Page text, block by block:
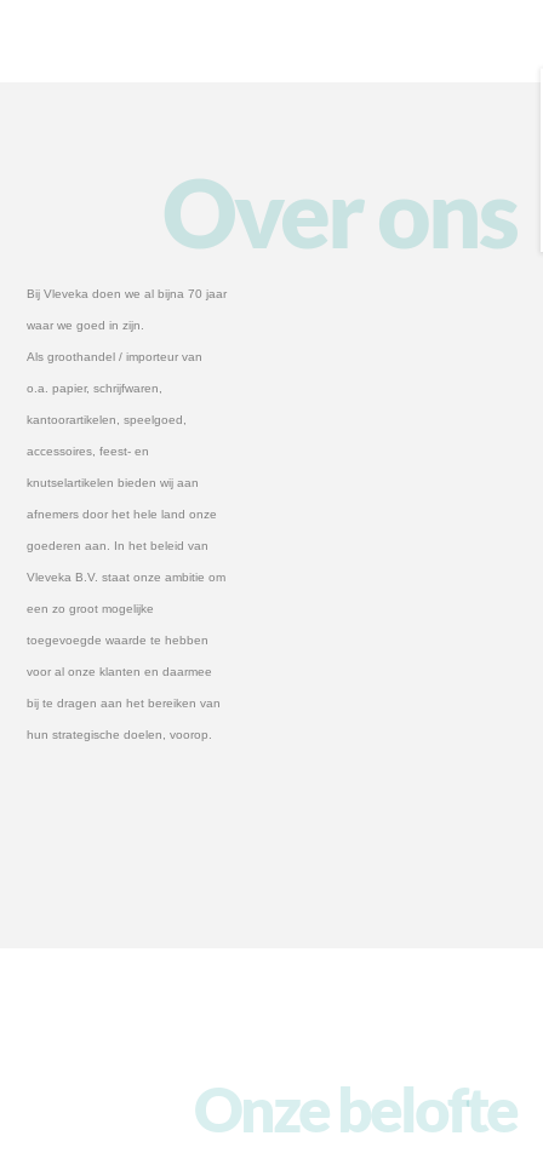
Over ons
Bij Vleveka doen we al bijna 70 jaar
waar we goed in zijn.
Als groothandel / importeur van
o.a. papier, schrijfwaren,
kantoorartikelen, speelgoed,
accessoires, feest- en
knutselartikelen bieden wij aan
afnemers door het hele land onze
goederen aan. In het beleid van
Vleveka B.V. staat onze ambitie om
een zo groot mogelijke
toegevoegde waarde te hebben
voor al onze klanten en daarmee
bij te dragen aan het bereiken van
hun strategische doelen, voorop.
Onze belofte